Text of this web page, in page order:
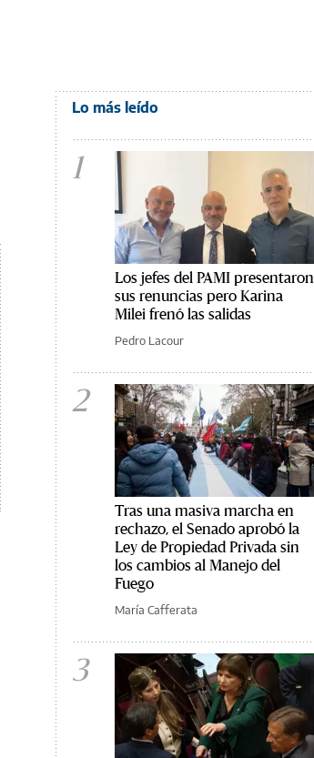
Lo más leído
1
Los jefes del PAMI presentaron
sus renuncias pero Karina
Milei frenó las salidas
Pedro Lacour
2
Tras una masiva marcha en
rechazo, el Senado aprobó la
Ley de Propiedad Privada sin
los cambios al Manejo del
Fuego
María Cafferata
3